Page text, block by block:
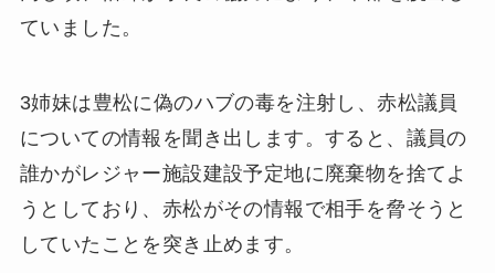
ていました。
3姉妹は豊松に偽のハブの毒を注射し、赤松議員
についての情報を聞き出します。すると、議員の
誰かがレジャー施設建設予定地に廃棄物を捨てよ
うとしており、赤松がその情報で相手を脅そうと
していたことを突き止めます。